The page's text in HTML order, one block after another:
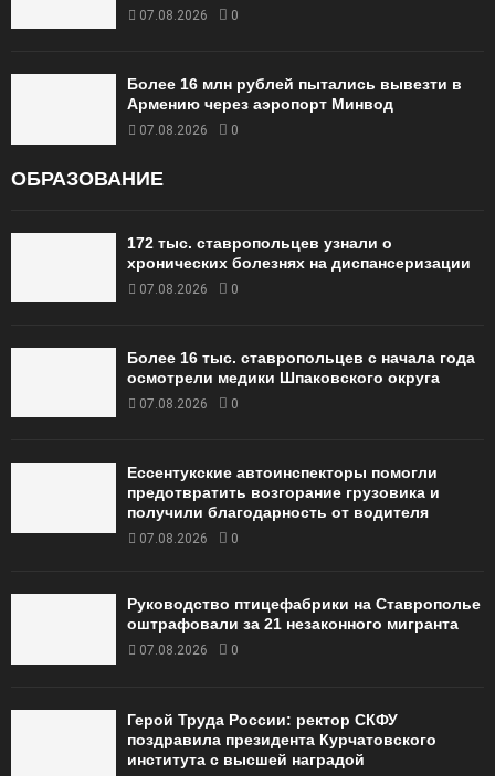
07.08.2026 0
Более 16 млн рублей пытались вывезти в
Армению через аэропорт Минвод
07.08.2026 0
ОБРАЗОВАНИЕ
172 тыс. ставропольцев узнали о
хронических болезнях на диспансеризации
07.08.2026 0
Более 16 тыс. ставропольцев с начала года
осмотрели медики Шпаковского округа
07.08.2026 0
Ессентукские автоинспекторы помогли
предотвратить возгорание грузовика и
получили благодарность от водителя
07.08.2026 0
Руководство птицефабрики на Ставрополье
оштрафовали за 21 незаконного мигранта
07.08.2026 0
Герой Труда России: ректор СКФУ
поздравила президента Курчатовского
института с высшей наградой